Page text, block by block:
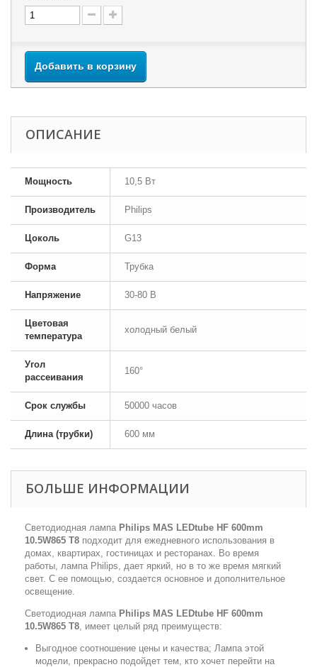
Добавить в корзину
ОПИСАНИЕ
Мощность 10,5 Вт
Производитель Philips
Цоколь G13
Форма Трубка
Напряжение 30-80 В
Цветовая
температура
холодный белый
Угол
рассеивания
160°
Срок службы 50000 часов
Длина (трубки) 600 мм
БОЛЬШЕ ИНФОРМАЦИИ
Светодиодная лампа Philips MAS LEDtube HF 600mm
10.5W865 T8 подходит для ежедневного использования в
домах, квартирах, гостиницах и ресторанах. Во время
работы, лампа Philips, дает яркий, но в то же время мягкий
свет. С ее помощью, создается основное и дополнительное
освещение.
Светодиодная лампа Philips MAS LEDtube HF 600mm
10.5W865 T8, имеет целый ряд преимуществ:
Выгодное соотношение цены и качества; Лампа этой
модели, прекрасно подойдет тем, кто хочет перейти на